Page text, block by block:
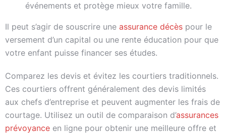
événements et protège mieux votre famille.
Il peut s’agir de souscrire une assurance décès pour le
versement d’un capital ou une rente éducation pour que
votre enfant puisse financer ses études.
Comparez les devis et évitez les courtiers traditionnels.
Ces courtiers offrent généralement des devis limités
aux chefs d’entreprise et peuvent augmenter les frais de
courtage. Utilisez un outil de comparaison d’assurances
prévoyance en ligne pour obtenir une meilleure offre et